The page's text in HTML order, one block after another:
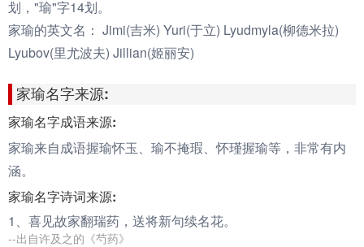
划，"瑜"字14划。
家瑜的英文名： Jimi(吉米) Yuri(于立) Lyudmyla(柳德米拉)
Lyubov(里尤波夫) Jillian(姬丽安)
家瑜名字来源:
家瑜名字成语来源:
家瑜来自成语握瑜怀玉、瑜不掩瑕、怀瑾握瑜等，非常有内
涵。
家瑜名字诗词来源:
1、喜见故家翻瑞药，送将新句续名花。
--出自许及之的《芍药》